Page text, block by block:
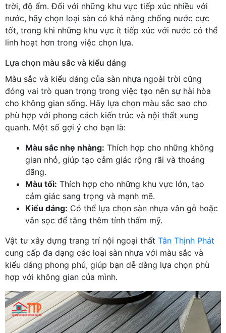
trời, độ ẩm. Đối với những khu vực tiếp xúc nhiều với
nước, hãy chọn loại sàn có khả năng chống nước cực
tốt, trong khi những khu vực ít tiếp xúc với nước có thể
linh hoạt hơn trong việc chọn lựa.
Lựa chọn màu sắc và kiểu dáng
Màu sắc và kiểu dáng của sàn nhựa ngoài trời cũng
đóng vai trò quan trọng trong việc tạo nên sự hài hòa
cho không gian sống. Hãy lựa chọn màu sắc sao cho
phù hợp với phong cách kiến trúc và nội thất xung
quanh. Một số gợi ý cho bạn là:
Màu sắc nhẹ nhàng: Thích hợp cho những không
gian nhỏ, giúp tạo cảm giác rộng rãi và thoáng
đãng.
Màu tối: Thích hợp cho những khu vực lớn, tạo
cảm giác sang trọng và mạnh mẽ.
Kiểu dáng: Có thể lựa chọn sàn nhựa vân gỗ hoặc
vân sọc để tăng thêm tính thẩm mỹ.
Vật tư xây dựng trang trí nội ngoại thất Tân Thịnh Phát
cung cấp đa dạng các loại sàn nhựa với màu sắc và
kiểu dáng phong phú, giúp bạn dễ dàng lựa chọn phù
hợp với không gian của mình.